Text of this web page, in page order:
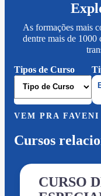
As formações mais
dentre mais de 1000
Tipos de Curso
VEM PRA FAVENI
Cursos
CURSO